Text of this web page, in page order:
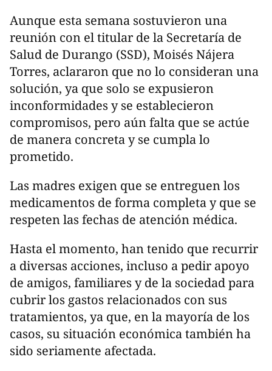
Aunque esta semana sostuvieron una
reunión con el titular de la Secretaría de
Salud de Durango (SSD), Moisés Nájera
Torres, aclararon que no lo consideran una
solución, ya que solo se expusieron
inconformidades y se establecieron
compromisos, pero aún falta que se actúe
de manera concreta y se cumpla lo
prometido.
Las madres exigen que se entreguen los
medicamentos de forma completa y que se
respeten las fechas de atención médica.
Hasta el momento, han tenido que recurrir
a diversas acciones, incluso a pedir apoyo
de amigos, familiares y de la sociedad para
cubrir los gastos relacionados con sus
tratamientos, ya que, en la mayoría de los
casos, su situación económica también ha
sido seriamente afectada.